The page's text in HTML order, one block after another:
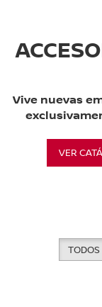
Vive nuevas
VER
TODOS